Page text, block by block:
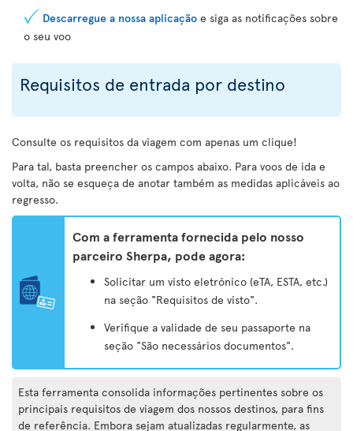
Descarregue a nossa aplicação e siga as notificações sobre
o seu voo
Requisitos de entrada por destino
Consulte os requisitos da viagem com apenas um clique!
Para tal, basta preencher os campos abaixo. Para voos de ida e
volta, não se esqueça de anotar também as medidas aplicáveis ao
regresso.
Com a ferramenta fornecida pelo nosso
parceiro Sherpa, pode agora:
Solicitar um visto eletrónico (eTA, ESTA, etc.)
na seção "Requisitos de visto".
Verifique a validade de seu passaporte na
seção "São necessários documentos".
Esta ferramenta consolida informações pertinentes sobre os
principais requisitos de viagem dos nossos destinos, para fins
de referência. Embora sejam atualizadas regularmente, as